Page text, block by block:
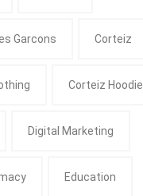
Garcons Corteiz
Corteiz Hoodie
Digital Marketing
Education